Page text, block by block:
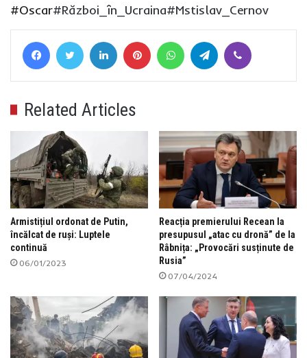
#Oscar#Război_în_Ucraina#Mstislav_Cernov
FacebookTwitter LinkedIn Pinterest WhatsAppTelegram
Related Articles
Armistițiul ordonat de Putin,
încălcat de ruși: Luptele
continuă
06/01/2023
Reacția premierului Recean la
presupusul „atac cu dronă” de la
Râbnița: „Provocări susținute de
Rusia”
07/04/2024